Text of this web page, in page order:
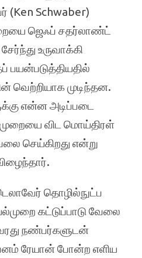
Schwaber)
ஜெஃப் சதர்லாண்ட்
உருவாக்கி
பயன்படுத்தியதில்
வெற்றியாக முடிந்தன.
என்ன அடிப்படை
விட மொய்திரள்
செய்கிறது என்று
தொழில்நுட்ப
கட்டுப்பாடு வேலை
நண்பர்களுடன்
ரேயான் போன்ற எளிய